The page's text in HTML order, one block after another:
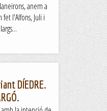
anem a
l'Alfons, Juli i
DÍEDRE.